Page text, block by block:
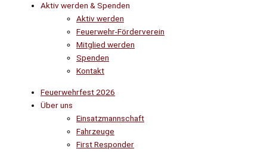
Aktiv werden & Spenden
Aktiv werden
Feuerwehr-Förderverein
Mitglied werden
Spenden
Kontakt
Feuerwehrfest 2026
Über uns
Einsatzmannschaft
Fahrzeuge
First Responder